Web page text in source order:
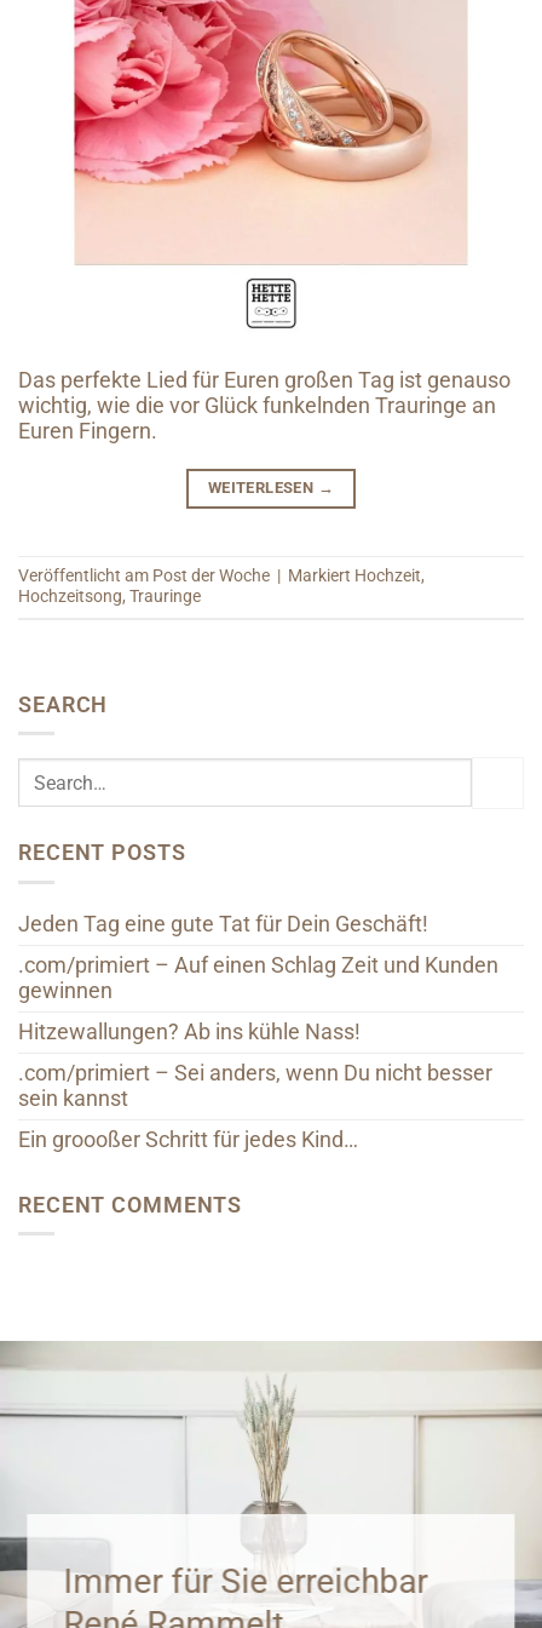
Das perfekte Lied für Euren großen Tag ist genauso
wichtig, wie die vor Glück funkelnden Trauringe an
Euren Fingern.
WEITERLESEN →
Veröffentlicht am Post der Woche | Markiert Hochzeit,
Hochzeitsong, Trauringe
SEARCH
RECENT POSTS
Jeden Tag eine gute Tat für Dein Geschäft!
.com/primiert – Auf einen Schlag Zeit und Kunden
gewinnen
Hitzewallungen? Ab ins kühle Nass!
.com/primiert – Sei anders, wenn Du nicht besser
sein kannst
Ein groooßer Schritt für jedes Kind…
RECENT COMMENTS
Immer für Sie erreichbar